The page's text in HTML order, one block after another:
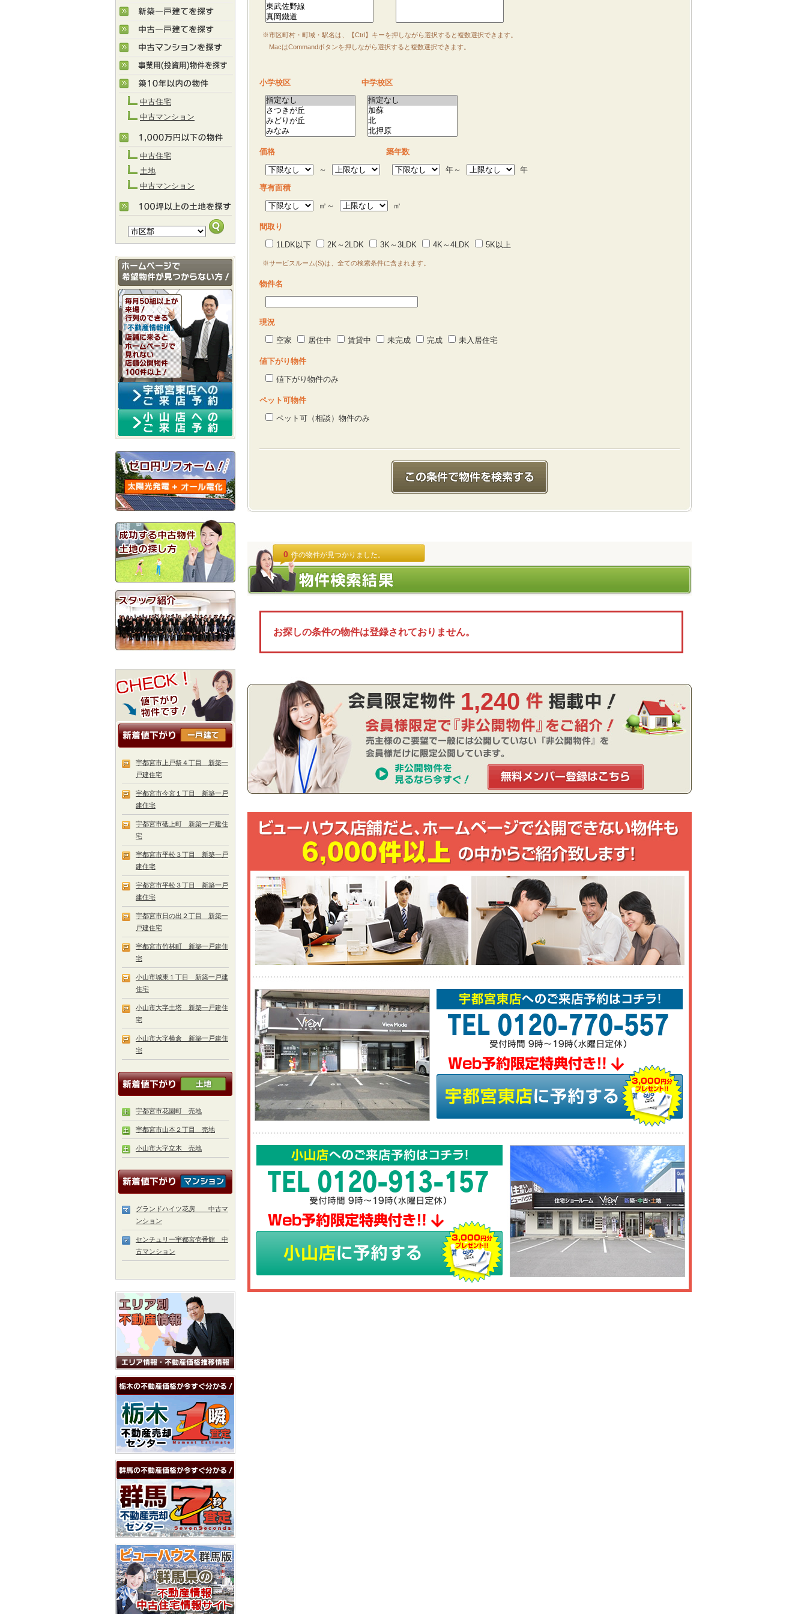
※市区町村・町域・駅名は、【Ctrl】キーを押しながら選択すると複数選択できます。
MacはCommandボタンを押しながら選択すると複数選択できます。
小学校区 中学校区
価格
築年数
～
年～
年
専有面積
㎡～
㎡
間取り
1LDK以下
2K～2LDK 3K～3LDK 4K～4LDK 5K以上
※サービスルーム(S)は、全ての検索条件に含まれます。
物件名
現況
空家
居住中 賃貸中 未完成 完成 未入居住宅
値下がり物件
値下がり物件のみ
ペット可物件
ペット可（相談）物件のみ
0 件の物件が見つかりました。
お探しの条件の物件は登録されておりません。
1,240
中古住宅
中古マンション
中古住宅
土地
中古マンション
宇都宮市上戸祭４丁目 新築一
戸建住宅
宇都宮市今宮１丁目 新築一戸
建住宅
宇都宮市砥上町 新築一戸建住
宅
宇都宮市平松３丁目 新築一戸
建住宅
宇都宮市平松３丁目 新築一戸
建住宅
宇都宮市日の出２丁目 新築一
戸建住宅
宇都宮市竹林町 新築一戸建住
宅
小山市城東１丁目 新築一戸建
住宅
小山市大字土塔 新築一戸建住
宅
小山市大字横倉 新築一戸建住
宅
宇都宮市花園町 売地
宇都宮市山本２丁目 売地
小山市大字立木 売地
グランドハイツ花房 中古マ
ンション
センチュリー宇都宮壱番館 中
古マンション